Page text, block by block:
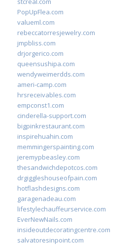
PopUpFlea.com
valueml.com
rebeccatorresjewelry.com
jmpbliss.com
drjorgerico.com
queensushipa.com
wendyweimerdds.com
ameri-camp.com
hrsreceivables.com
empconst1.com
cinderella-support.com
bigpinkrestaurant.com
inspirehuahin.com
memmingerspainting.com
jeremypbeasley.com
thesandwichdepotcos.com
drgiggleshouseofpain.com
hotflashdesigns.com
garagenadeau.com
lifestylechauffeurservice.com
EverNewNails.com
insideoutdecoratingcentre.com
salvatoresinpoint.com